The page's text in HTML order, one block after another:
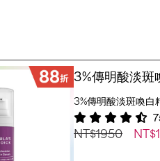
3%傳明酸淡斑
3%傳明酸淡斑喚
NT$1950